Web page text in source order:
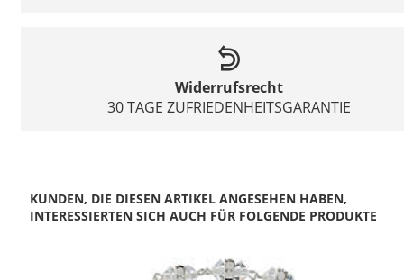
Widerrufsrecht
30 TAGE ZUFRIEDENHEITSGARANTIE
KUNDEN, DIE DIESEN ARTIKEL ANGESEHEN HABEN,
INTERESSIERTEN SICH AUCH FÜR FOLGENDE PRODUKTE